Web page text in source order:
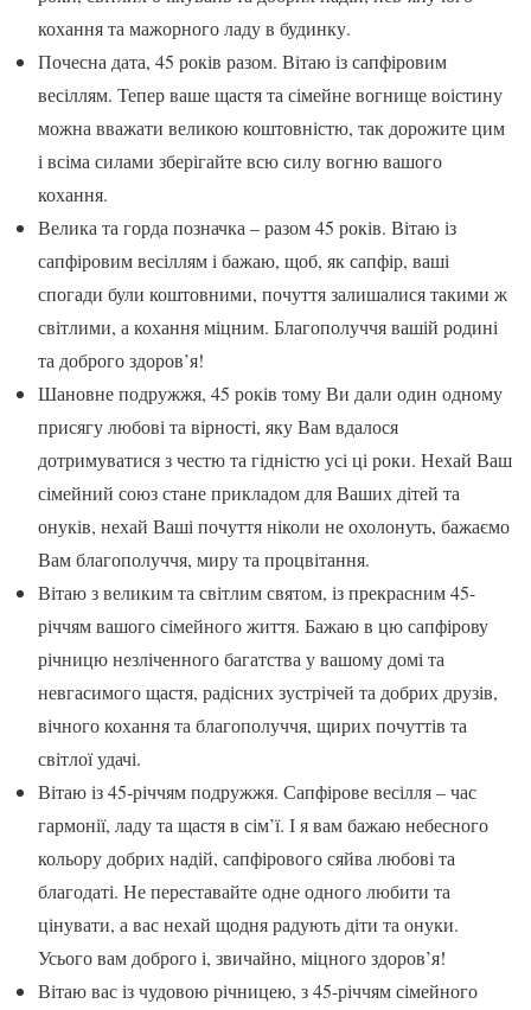
кохання та мажорного ладу в будинку.
Почесна дата, 45 років разом. Вітаю із сапфіровим
весіллям. Тепер ваше щастя та сімейне вогнище воістину
можна вважати великою коштовністю, так дорожите цим
і всіма силами зберігайте всю силу вогню вашого
кохання.
Велика та горда позначка – разом 45 років. Вітаю із
сапфіровим весіллям і бажаю, щоб, як сапфір, ваші
спогади були коштовними, почуття залишалися такими ж
світлими, а кохання міцним. Благополуччя вашій родині
та доброго здоров’я!
Шановне подружжя, 45 років тому Ви дали один одному
присягу любові та вірності, яку Вам вдалося
дотримуватися з честю та гідністю усі ці роки. Нехай Ваш
сімейний союз стане прикладом для Ваших дітей та
онуків, нехай Ваші почуття ніколи не охолонуть, бажаємо
Вам благополуччя, миру та процвітання.
Вітаю з великим та світлим святом, із прекрасним 45-
річчям вашого сімейного життя. Бажаю в цю сапфірову
річницю незліченного багатства у вашому домі та
невгасимого щастя, радісних зустрічей та добрих друзів,
вічного кохання та благополуччя, щирих почуттів та
світлої удачі.
Вітаю із 45-річчям подружжя. Сапфірове весілля – час
гармонії, ладу та щастя в сім’ї. І я вам бажаю небесного
кольору добрих надій, сапфірового сяйва любові та
благодаті. Не переставайте одне одного любити та
цінувати, а вас нехай щодня радують діти та онуки.
Усього вам доброго і, звичайно, міцного здоров’я!
Вітаю вас із чудовою річницею, з 45-річчям сімейного